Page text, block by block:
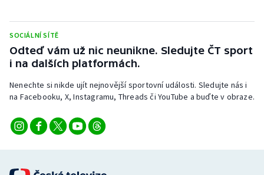
Triatlon
Veslování
Vodní slalom
Ostatní
SOCIÁLNÍ SÍTĚ
Odteď vám už nic neunikne. Sledujte ČT sport
i na dalších platformách.
Nenechte si nikde ujít nejnovější sportovní události. Sledujte nás i
na Facebooku, X, Instagramu, Threads či YouTube a buďte v obraze.